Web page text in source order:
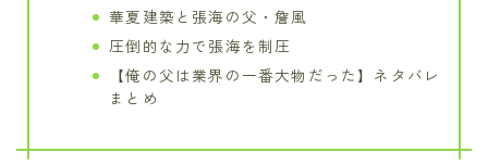
華夏建築と張海の父・詹風
圧倒的な力で張海を制圧
【俺の父は業界の一番大物だった】ネタバレ
まとめ